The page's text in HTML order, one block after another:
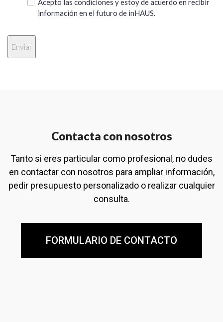
adicional.
siguiente enlace: https://casasinhaus.com/ley-de-
proteccion-de-datos/
Acepto las condiciones y estoy de acuerdo en recibir
información en el futuro de inHAUS.
Contacta con nosotros
Tanto si eres particular como profesional, no dudes
en contactar con nosotros para ampliar información,
pedir presupuesto personalizado o realizar cualquier
consulta.
FORMULARIO DE CONTACTO